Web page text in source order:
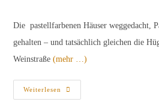
Die pastellfarbenen Häuser weggedacht,
gehalten – und tatsächlich gleichen die
Weinstraße(mehr …)
Weiterlesen
Gelobtes
Sauvignon